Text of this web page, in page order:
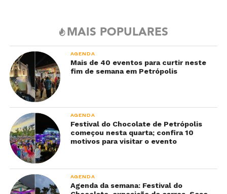
MAIS POPULARES
AGENDA
Mais de 40 eventos para curtir neste
fim de semana em Petrópolis
AGENDA
Festival do Chocolate de Petrópolis
começou nesta quarta; confira 10
motivos para visitar o evento
AGENDA
Agenda da semana: Festival do